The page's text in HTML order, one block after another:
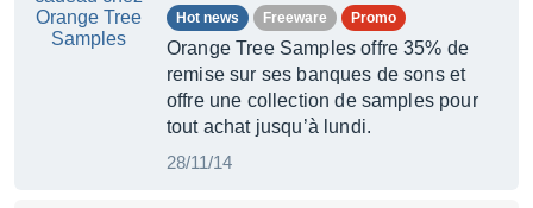
Hot news Freeware Promo
Orange Tree Samples offre 35% de
remise sur ses banques de sons et
offre une collection de samples pour
tout achat jusqu’à lundi.
28/11/14